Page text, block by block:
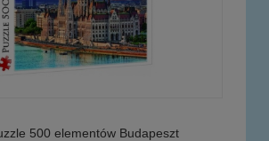
500 elementów Budapeszt